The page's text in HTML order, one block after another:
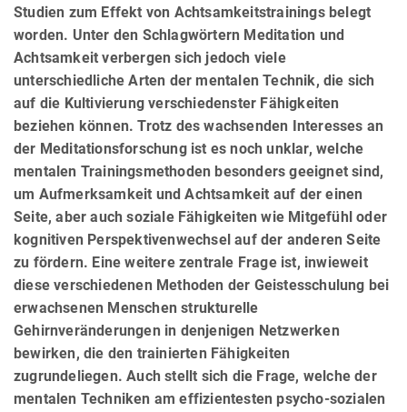
Studien zum Effekt von Achtsamkeitstrainings belegt
worden. Unter den Schlagwörtern Meditation und
Achtsamkeit verbergen sich jedoch viele
unterschiedliche Arten der mentalen Technik, die sich
auf die Kultivierung verschiedenster Fähigkeiten
beziehen können. Trotz des wachsenden Interesses an
der Meditationsforschung ist es noch unklar, welche
mentalen Trainingsmethoden besonders geeignet sind,
um Aufmerksamkeit und Achtsamkeit auf der einen
Seite, aber auch soziale Fähigkeiten wie Mitgefühl oder
kognitiven Perspektivenwechsel auf der anderen Seite
zu fördern. Eine weitere zentrale Frage ist, inwieweit
diese verschiedenen Methoden der Geistesschulung bei
erwachsenen Menschen strukturelle
Gehirnveränderungen in denjenigen Netzwerken
bewirken, die den trainierten Fähigkeiten
zugrundeliegen. Auch stellt sich die Frage, welche der
mentalen Techniken am effizientesten psycho-sozialen